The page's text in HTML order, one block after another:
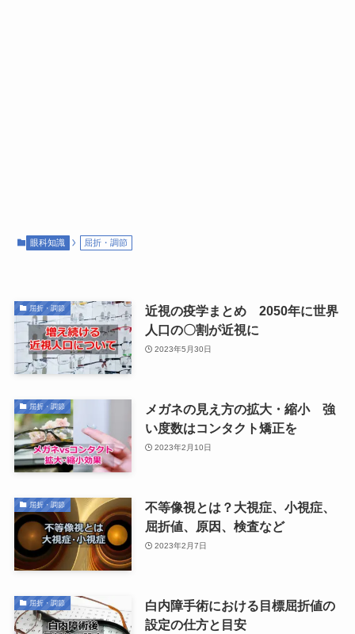
眼科知識 屈折・調節
屈折・調節
近視の疫学まとめ 2050年に世界
人口の〇割が近視に
2023年5月30日
屈折・調節
メガネの見え方の拡大・縮小 強
い度数はコンタクト矯正を
2023年2月10日
屈折・調節
不等像視とは？大視症、小視症、
屈折値、原因、検査など
2023年2月7日
屈折・調節
白内障手術における目標屈折値の
設定の仕方と目安